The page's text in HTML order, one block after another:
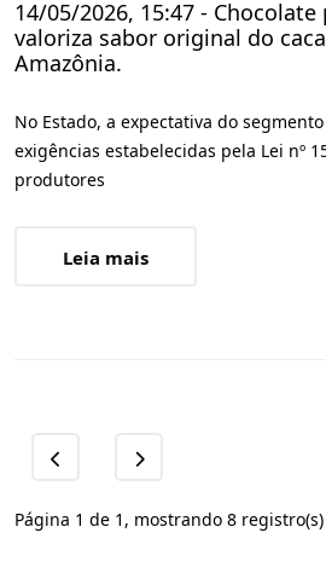
14/05/2026, 15:47 -
valoriza sabor original do
Amazônia.
No Estado, a expectativa do
exigências estabelecidas pela Lei nº
produtores
Leia mais
Página 1 de 1, mostrando 8